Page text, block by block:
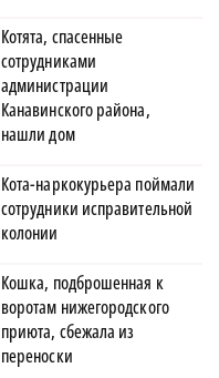
Котята, спасенные
сотрудниками
администрации
Канавинского района,
нашли дом
Кота-наркокурьера поймали
сотрудники исправительной
колонии
Кошка, подброшенная к
воротам нижегородского
приюта, сбежала из
переноски